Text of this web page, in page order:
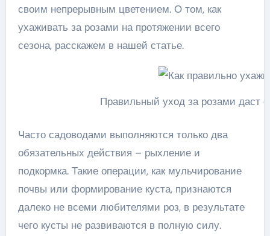
своим непрерывным цветением. О том, как
ухаживать за розами на протяжении всего
сезона, расскажем в нашей статье.
Правильный уход за розами даст
Часто садоводами выполняются только два
обязательных действия – рыхление и
подкормка. Такие операции, как мульчирование
почвы или формирование куста, признаются
далеко не всеми любителями роз, в результате
чего кусты не развиваются в полную силу.